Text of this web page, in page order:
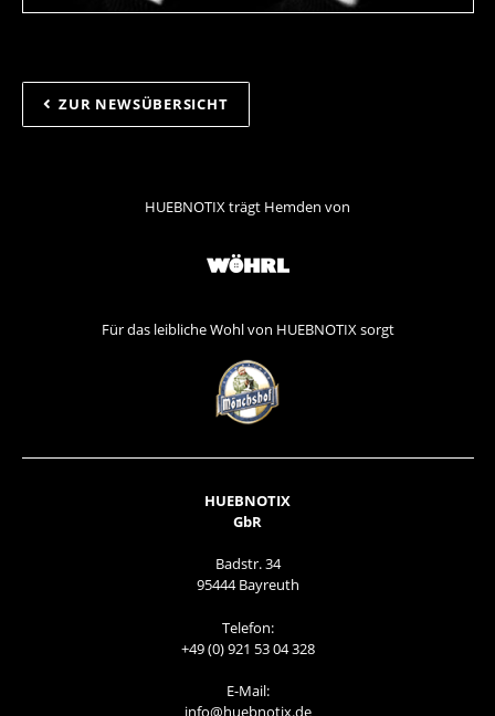
ZUR NEWSÜBERSICHT
HUEBNOTIX trägt Hemden von
Für das leibliche Wohl von HUEBNOTIX sorgt
HUEBNOTIX
GbR
Badstr. 34
95444 Bayreuth
Telefon:
+49 (0) 921 53 04 328
E-Mail:
info@huebnotix.de